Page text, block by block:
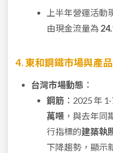
上半年營運活動
由現金流量為
4. 東和鋼鐵市場與產
台灣市場動態 ：
鋼筋 ：2025 年
萬噸 ，與去年同
行指標的建築執
下降趨勢，顯示